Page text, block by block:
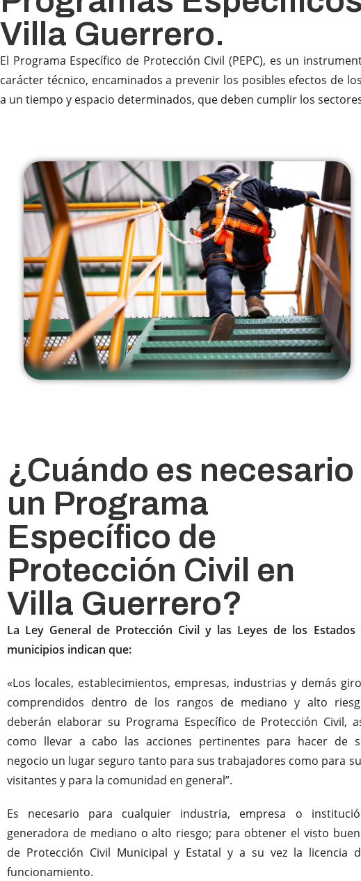
Villa Guerrero.
El Programa Específico de Protección Civil (PEPC), es un
carácter técnico, encaminados a prevenir los posibles efectos de
a un tiempo y espacio determinados, que deben cumplir los
¿Cuándo es necesario
un Programa
Específico de
Protección Civil en
Villa Guerrero?​
La Ley General de Protección Civil y las Leyes de los Estados
municipios indican que:
«Los locales, establecimientos, empresas, industrias y demás
comprendidos dentro de los rangos de mediano y alto
deberán elaborar su Programa Específico de Protección Civil,
como llevar a cabo las acciones pertinentes para hacer de
negocio un lugar seguro tanto para sus trabajadores como para
visitantes y para la comunidad en general”.
Es necesario para cualquier industria, empresa o
generadora de mediano o alto riesgo; para obtener el visto
de Protección Civil Municipal y Estatal y a su vez la licencia
funcionamiento.